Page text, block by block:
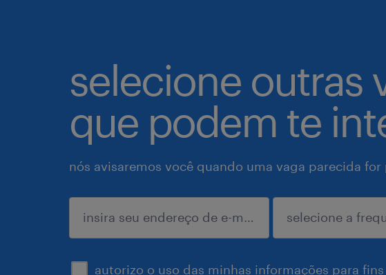
selecione outras
que podem te
nós avisaremos você quando uma vaga parecida for
autorizo o uso das minhas informações para
enviar